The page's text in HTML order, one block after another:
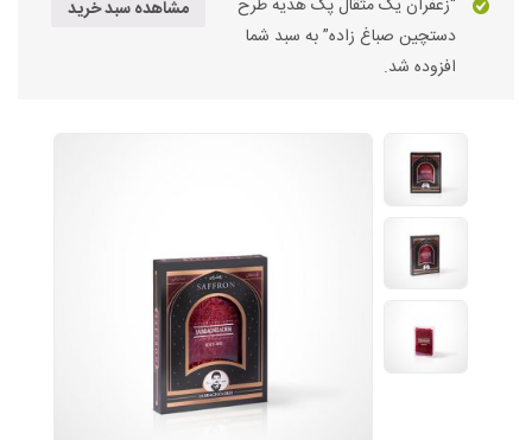
مشاهده سبد خرید
“زعفران یک مثقال پک هدیه طرح
دستچین صباغ زاده” به سبد شما
افزوده شد.